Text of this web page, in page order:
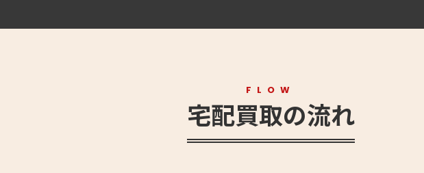
FLOW
宅配買取の流れ